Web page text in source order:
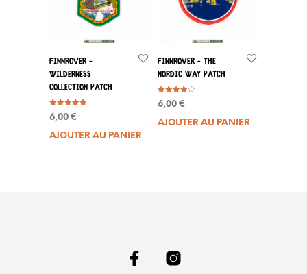
FinnRover –
Wilderness
Collection Patch
Note
5.00
6,00 €
AJOUTER AU PANIER
FinnRover – The
Nordic Way Patch
Note
4.00
6,00€
AJOUTER AU PANIER